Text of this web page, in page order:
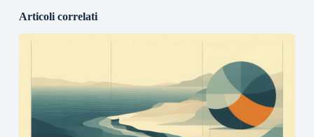
Articoli correlati